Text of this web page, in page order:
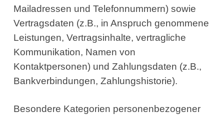
Mailadressen und Telefonnummern) sowie
Vertragsdaten (z.B., in Anspruch genommene
Leistungen, Vertragsinhalte, vertragliche
Kommunikation, Namen von
Kontaktpersonen) und Zahlungsdaten (z.B.,
Bankverbindungen, Zahlungshistorie).
Besondere Kategorien personenbezogener